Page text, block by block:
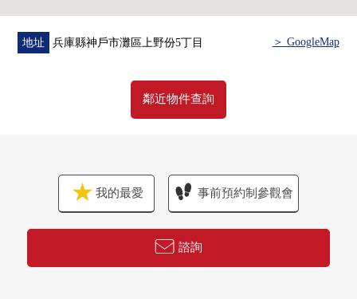
地址 兵庫縣神戶市灘區上野份5丁目 ＞ GoogleMap
鄰近物件查詢
我的最愛 事前預約制參觀會
諮詢